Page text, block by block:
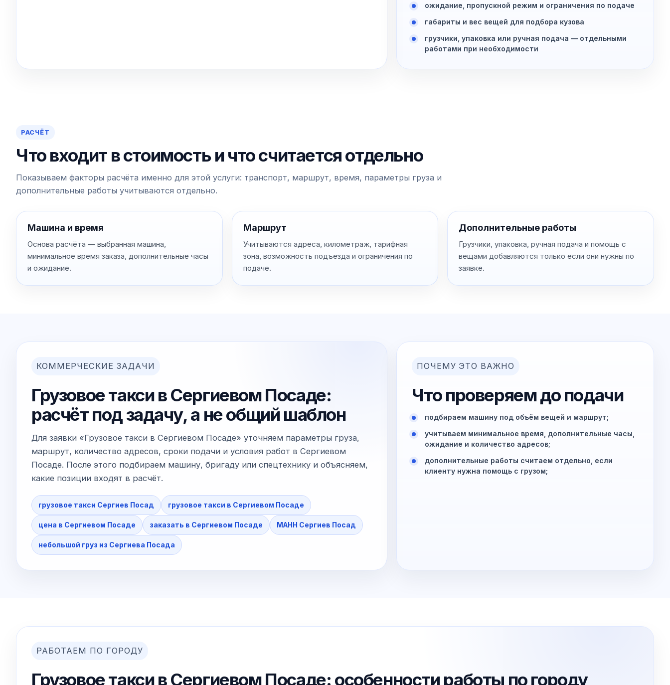
ожидание, пропускной режим и ограничения по подаче
габариты и вес вещей для подбора кузова
грузчики, упаковка или ручная подача — отдельными
работами при необходимости
РАСЧЁТ
Что входит в стоимость и что считается отдельно
Показываем факторы расчёта именно для этой услуги: транспорт, маршрут, время, параметры груза и
дополнительные работы учитываются отдельно.
Машина и время
Основа расчёта — выбранная машина,
минимальное время заказа, дополнительные часы
и ожидание.
Маршрут
Учитываются адреса, километраж, тарифная
зона, возможность подъезда и ограничения по
подаче.
Дополнительные работы
Грузчики, упаковка, ручная подача и помощь с
вещами добавляются только если они нужны по
заявке.
КОММЕРЧЕСКИЕ ЗАДАЧИ
Грузовое такси в Сергиевом Посаде:
расчёт под задачу, а не общий шаблон
Для заявки «Грузовое такси в Сергиевом Посаде» уточняем параметры груза,
маршрут, количество адресов, сроки подачи и условия работ в Сергиевом
Посаде. После этого подбираем машину, бригаду или спецтехнику и объясняем,
какие позиции входят в расчёт.
грузовое такси Сергиев Посад грузовое такси в Сергиевом Посаде
цена в Сергиевом Посаде заказать в Сергиевом Посаде МАНН Сергиев Посад
небольшой груз из Сергиева Посада
ПОЧЕМУ ЭТО ВАЖНО
Что проверяем до подачи
подбираем машину под объём вещей и маршрут;
учитываем минимальное время, дополнительные часы,
ожидание и количество адресов;
дополнительные работы считаем отдельно, если
клиенту нужна помощь с грузом;
РАБОТАЕМ ПО ГОРОДУ
Грузовое такси в Сергиевом Посаде: особенности работы по городу